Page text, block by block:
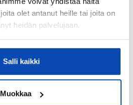
olet antanut heille tai joita on
heidän palvelujaan.
Salli kaikki
Muokkaa